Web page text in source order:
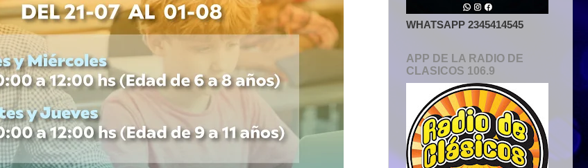
WHATSAPP 2345414545
APP DE LA RADIO DE
CLASICOS 106.9